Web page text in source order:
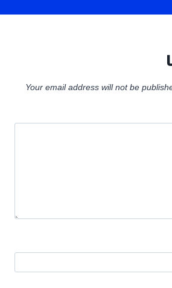
Your email address will not be